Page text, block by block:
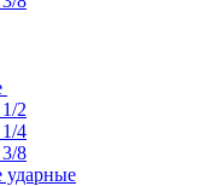
2
4
8
ударные